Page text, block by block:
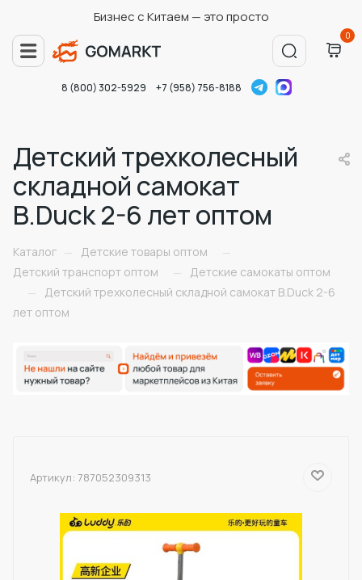
Бизнес с Китаем — это просто
0
8 (800) 302-5929 +7 (958) 756-8188
Детский трехколесный
складной самокат
B.Duck 2-6 лет оптом
Каталог — Детские товары оптом
—
Детский транспорт оптом
—
Детские самокаты оптом
—
Детский трехколесный складной самокат B.Duck 2-6
лет оптом
Артикул: 787052309313